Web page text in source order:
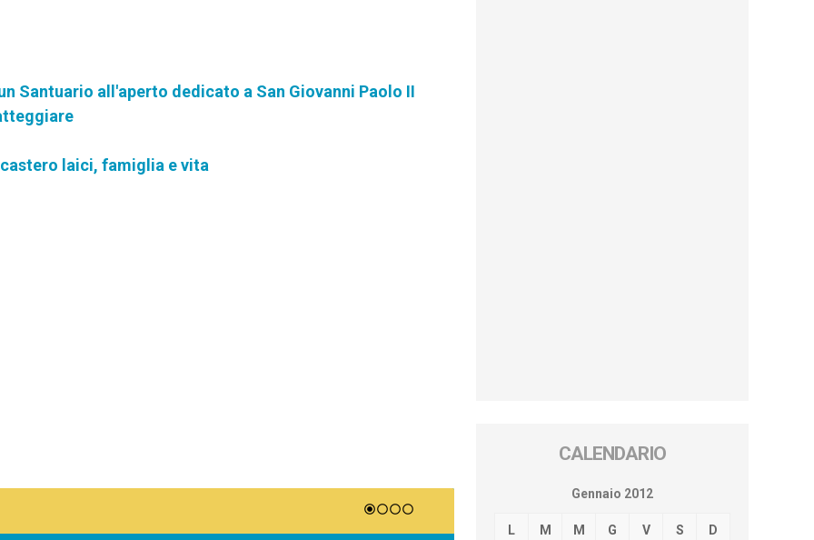
Santuario all'aperto dedicato a San Giovanni Paolo II
laici, famiglia e vita
CALENDARIO
Gennaio 2012
L M M G V S D